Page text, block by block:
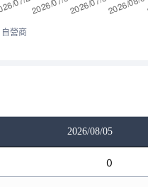
自營商
2026/08/05
0